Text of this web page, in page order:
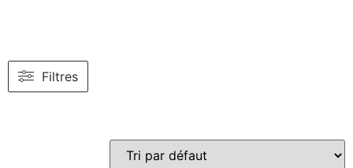
Filtres